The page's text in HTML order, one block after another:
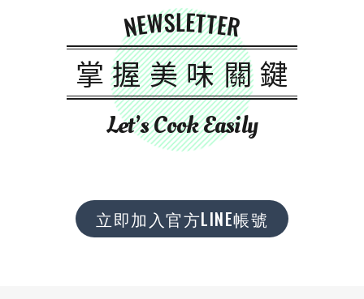
NEWSLETTER
掌握美味關鍵
Let’s Cook Easily
立即加入官方LINE帳號